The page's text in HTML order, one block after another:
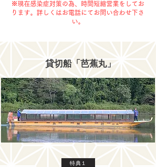
※現在感染症対策の為、時間短縮営業をしてお
ります。詳しくはお電話にてお問い合わせ下さ
い。
貸切船「芭蕉丸」
特典１